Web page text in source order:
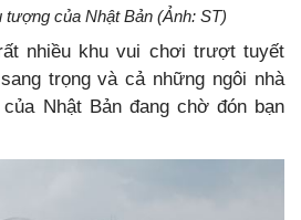
tượng của Nhật Bản (Ảnh: ST)
nhiều khu vui chơi trượt tuyết
trọng và cả những ngôi nhà
Nhật Bản đang chờ đón bạn